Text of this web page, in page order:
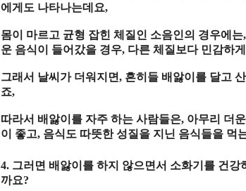
에게도 나타나는데요,
몸이 마르고 균형 잡힌 체질인 소음인의 경우에는,
운 음식이 들어갔을 경우, 다른 체질보다 민감하
그래서 날씨가 더워지면, 흔히들 배앓이를 달고
죠,
따라서 배앓이를 자주 하는 사람들은, 아무리 더
이 좋고, 음식도 따뜻한 성질을 지닌 음식들을 먹
4. 그러면 배앓이를 하지 않으면서 소화기를 건
까요?